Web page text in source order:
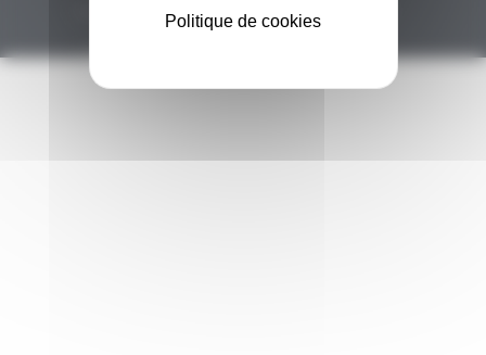
Politique de confidentialité Politique de cookies
Gestion des cookies
Politique de cookies